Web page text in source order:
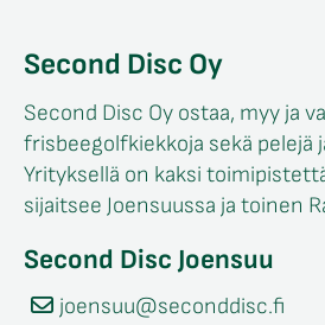
Second Disc Oy
Second Disc Oy ostaa, myy ja
frisbeegolfkiekkoja sekä pelejä
Yrityksellä on kaksi
sijaitsee Joensuussa ja toinen
Second Disc Joensuu
joensuu@seconddisc.fi